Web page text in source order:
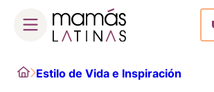
HomeEstilo de Vida e Inspiración